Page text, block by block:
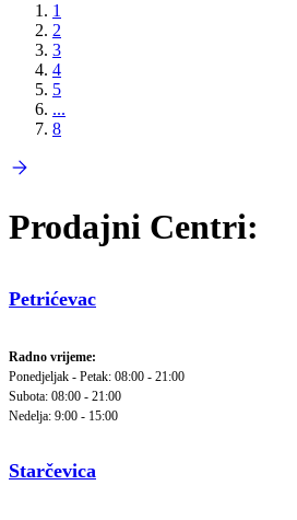
1
2
3
4
5
...
8
Prodajni Centri:
Petrićevac
Radno vrijeme:
Ponedjeljak - Petak: 08:00 - 21:00
Subota: 08:00 - 21:00
Nedelja: 9:00 - 15:00
Starčevica